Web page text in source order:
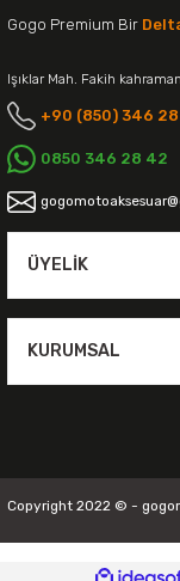
Gogo Premium Bir
Işıklar Mah. Fakih
+90 (850) 346
0850 346 28 42
ÜYELIK
KURUMSAL
Copyright 2022 © -